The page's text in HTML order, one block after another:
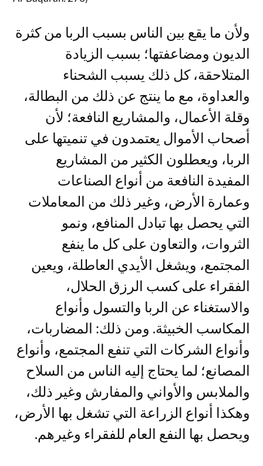
ولأن ما يقع بين الناس بسبب الربا من كثرة
الديون ومضاعفتها؛ بسبب الزيادة
المتلاحقة، كل ذلك يسبب الشحناء
والعداوة، مع ما ينتج عن ذلك من البطالة،
وقلة الأعمال، والمشاريع النافعة؛ لأن
أصحاب الأموال يعتمدون في تنميتها على
الربا، ويعطلون الكثير من المشاريع
المفيدة النافعة من أنواع الصناعات
وعمارة الأرض، وغير ذلك من المعاملات
التي يحصل بها تبادل المنافع، ونمو
الثروات، والتعاون على كل ما ينفع
المجتمع، ويشغل الأيدي العاطلة، ويعين
الفقراء على كسب الرزق الحلال،
والاستغناء عن الربا والتسول وأنواع
المكاسب الخبيثة. ومن ذلك: المضاربات،
وأنواع الشركات التي تنفع المجتمع، وأنواع
المصانع؛ لما يحتاج إليه الناس من السلاح
والملابس والأواني والمفارش وغير ذلك،
وهكذا أنواع الزراعة التي تشغل بها الأرض،
ويحصل بها النفع العام للفقراء وغيرهم.